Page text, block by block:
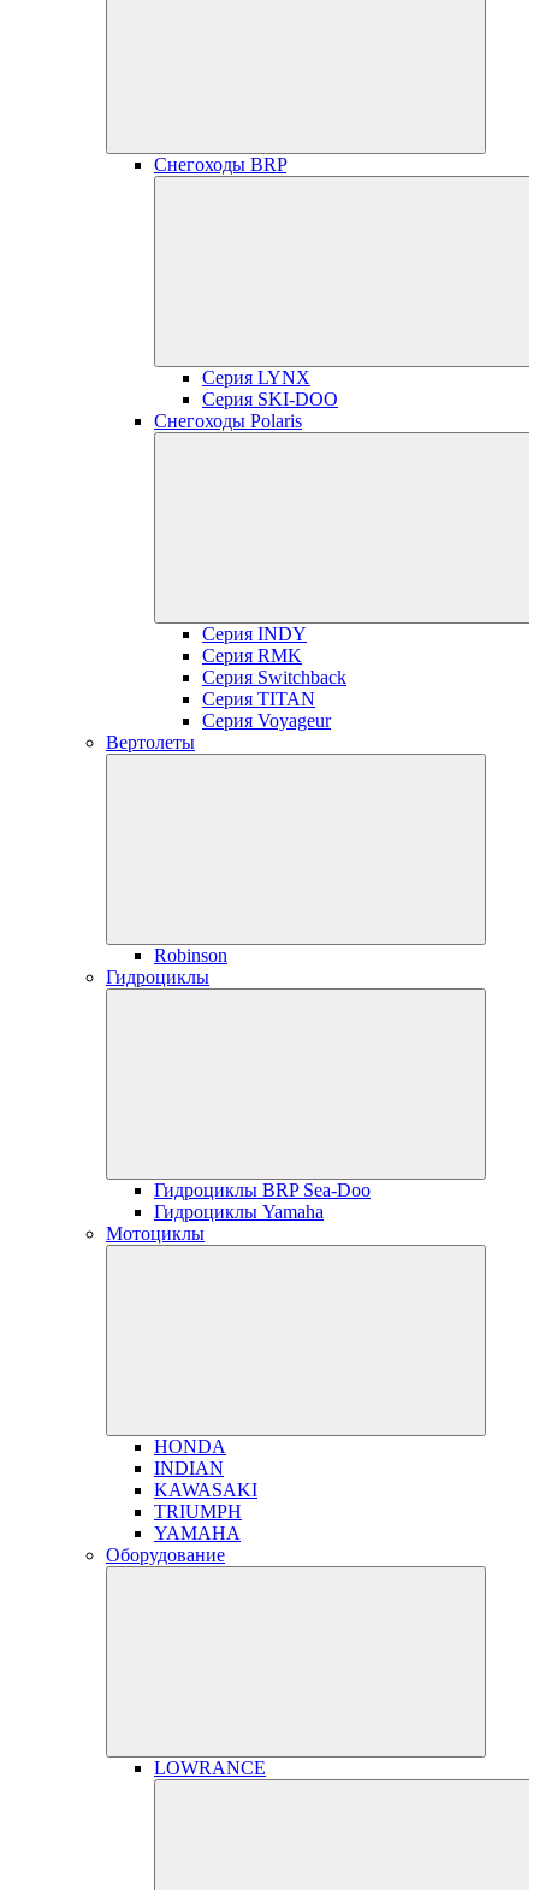
Снегоходы BRP
Серия LYNX
Серия SKI-DOO
Снегоходы Polaris
Серия INDY
Серия RMK
Серия Switchback
Серия TITAN
Серия Voyageur
Вертолеты
Robinson
Гидроциклы
Гидроциклы BRP Sea-Doo
Гидроциклы Yamaha
Мотоциклы
HONDA
INDIAN
KAWASAKI
TRIUMPH
YAMAHA
Оборудование
LOWRANCE